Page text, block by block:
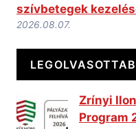
szívbetegek
2026.08.07.
Zrínyi
Program